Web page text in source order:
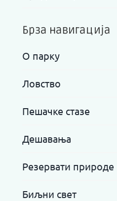
Брза навигација
О парку
Ловство
Пешачке стазе
Дешавања
Резервати природе
Биљни свет